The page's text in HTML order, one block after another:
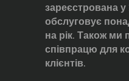
зареєстрована у
обслуговує
на рік. Також ми
співпрацю для
клієнтів.